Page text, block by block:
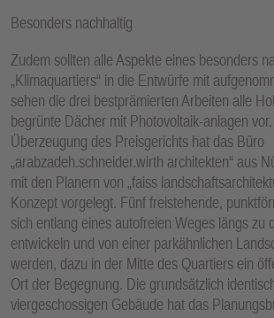
Besonders nachhaltig
Zudem sollten alle Aspekte eines besonders
„Klimaquartiers“ in die Entwürfe mit
sehen die drei bestprämierten Arbeiten alle
begrünte Dächer mit Photovoltaik-anlagen
Überzeugung des Preisgerichts hat das Büro
„arabzadeh.schneider.wirth architekten“ aus
mit den Planern von „faiss
Konzept vorgelegt. Fünf freistehende,
sich entlang eines autofreien Weges längs zu
entwickeln und von einer parkähnlichen
werden, dazu in der Mitte des Quartiers ein
Ort der Begegnung. Die grundsätzlich
viergeschossigen Gebäude hat das